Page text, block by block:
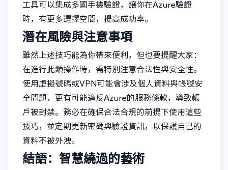
工具可以集成多國手機驗證，讓你在Azure驗證
時，有更多選擇空間，提高成功率。
潛在風險與注意事項
雖然上述技巧能為你帶來便利，但也要提醒大家：
在進行此類操作時，需特別注意合法性與安全性。
使用虛擬號碼或VPN可能會涉及個人資料與帳號安
全問題，更有可能違反Azure的服務條款，導致帳
戶被封禁。務必在確保合法合規的前提下使用這些
技巧，並定期更新密碼與驗證資訊，以保護自己的
資料不被外洩。
結語：智慧繞過的藝術